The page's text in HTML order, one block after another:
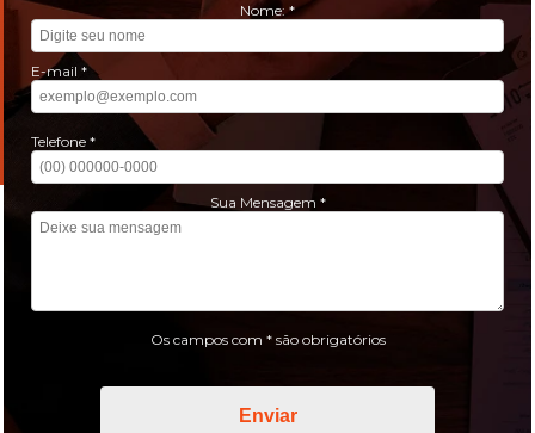
Nome: *
E-mail *
Telefone *
Sua Mensagem *
Os campos com * são obrigatórios